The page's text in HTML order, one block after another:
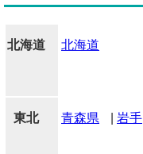
北海道 北海道
東北 青森県 岩手